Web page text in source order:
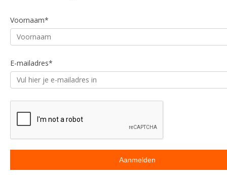
Voornaam*
E-mailadres*